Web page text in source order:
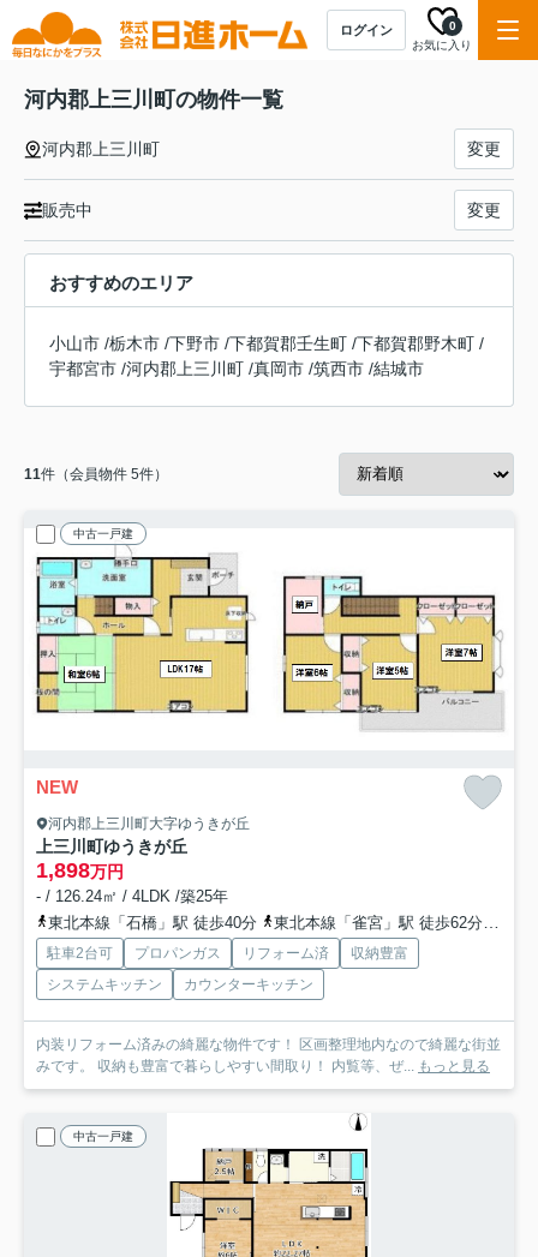
ログイン
お気に入り
0
河内郡上三川町の物件一覧
河内郡上三川町 変更
販売中 変更
おすすめのエリア
小山市 /栃木市 /下野市 /下都賀郡壬生町 /下都賀郡野木町 /
宇都宮市 /河内郡上三川町 /真岡市 /筑西市 /結城市
11件（会員物件 5件）
中古一戸建
NEW
河内郡上三川町大字ゆうきが丘
上三川町ゆうきが丘
1,898万円
- / 126.24㎡ / 4LDK /築25年
東北本線「石橋」駅 徒歩40分
東北本線「雀宮」駅 徒歩62分
駐車2台可 プロパンガス リフォーム済
収納豊富
システムキッチン
カウンターキッチン
内装リフォーム済みの綺麗な物件です！ 区画整理地内なので綺麗な街並
みです。 収納も豊富で暮らしやすい間取り！ 内覧等、ぜ... もっと見る
中古一戸建